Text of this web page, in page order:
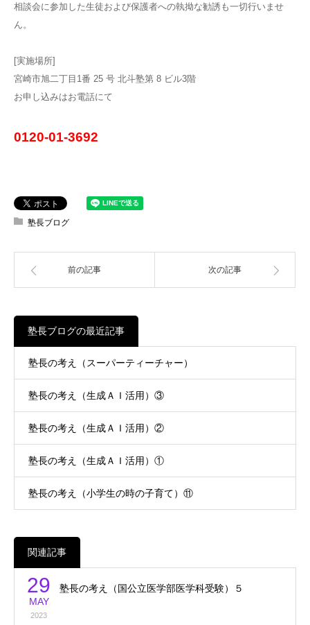
相談会に参加した生徒および保護者への執拗な勧誘も一切行いませ
ん。
[実施場所]
宮崎市旭二丁目1番 25 号 北斗塾第 8 ビル3階
お申し込みはお電話にて
0120-01-3692
塾長ブログ
前の記事 次の記事
塾長ブログの最近記事
塾長の考え（スーパーティーチャー）
塾長の考え（生成ＡＩ活用）③
塾長の考え（生成ＡＩ活用）②
塾長の考え（生成ＡＩ活用）①
塾長の考え（小学生の時の子育て）⑪
関連記事
29
MAY
2023
塾長の考え（国公立医学部医学科受験）５